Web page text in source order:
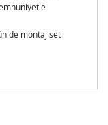
de montaj seti